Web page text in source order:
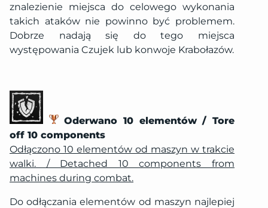
znalezienie miejsca do celowego wykonania
takich ataków nie powinno być problemem.
Dobrze nadają się do tego miejsca
występowania Czujek lub konwoje Krabołazów.
Oderwano 10 elementów / Tore
off 10 components
Odłączono 10 elementów od maszyn w trakcie
walki. / Detached 10 components from
machines during combat.
Do odłączania elementów od maszyn najlepiej